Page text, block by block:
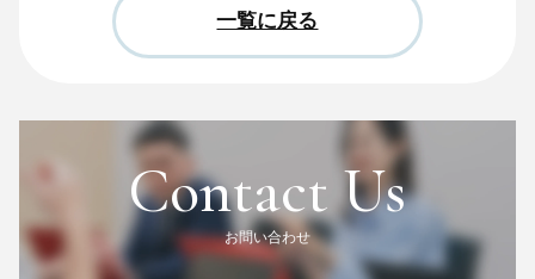
一覧に戻る
Contact Us
お問い合わせ